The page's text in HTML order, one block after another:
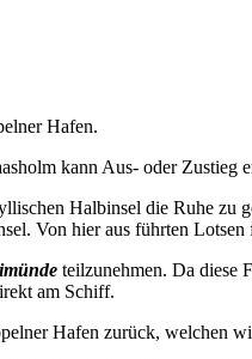
Hafen.
kann Aus- oder
Halbinsel die Ruhe zu
Von hier aus führten
teilzunehmen. Da diese
am Schiff.
Hafen zurück, welchen